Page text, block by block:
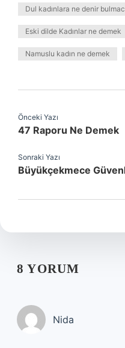
Dul kadınlara ne denir
Eski dilde Kadınlar ne demek
Namuslu kadın ne demek
Önceki Yazı
47 Raporu Ne Demek
Sonraki Yazı
Büyükçekmece
8 YORUM
Nida